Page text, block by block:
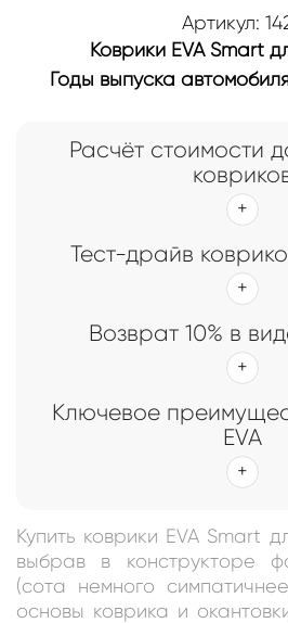
Артикул:
Коврики EVA Smart
Годы выпуска
Расчёт стоимости
Тест-драйв
Возврат 10% в
Ключевое
EVA
Купить коврики EVA Smart
выбрав в конструкторе
(сота немного
основы коврика и